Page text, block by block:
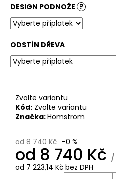
DESIGN PODNOŽE ?
ODSTÍN DŘEVA
Zvolte variantu
Kód: Zvolte variantu
Značka:Homstrom
od 8 740 Kč –0 %
od 8 740 Kč /
od 7 223,14 Kč bez DPH
u
č
u
j
e
m
DŘEVĚNÉ
KULIČKOVÉ
PERO
MAJESTIC
(BAHENNÍ
DUB)
850